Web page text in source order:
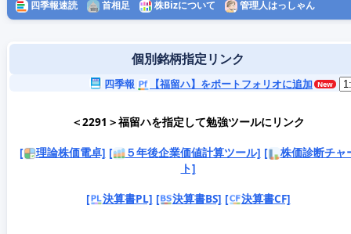
四季報速読
首相足 株Bizについて 管理人はっしゃん
個別銘柄指定リンク
四季報 【福留ハ】をポートフォリオに追加
＜2291＞福留ハを指定して勉強ツールにリンク
[ 理論株価電卓] [ ５年後企業価値計算ツール] [
株価診断チャ
ト]
[ 決算書PL] [ 決算書BS] [ 決算書CF]